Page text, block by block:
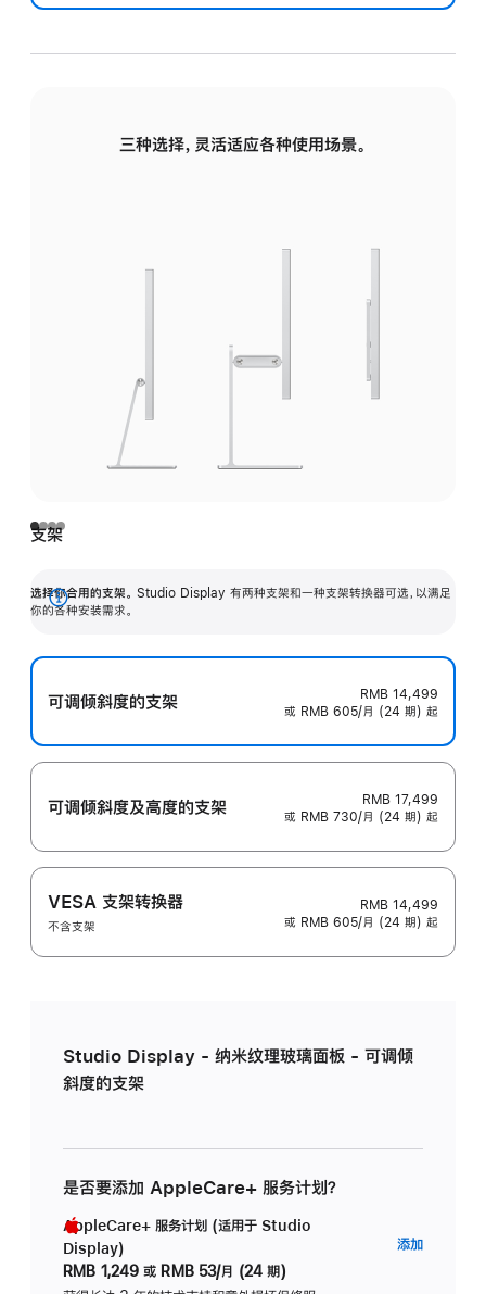
三种选择，灵活适应各种使用场景。
支架
选择你合用的支架。 Studio Display 有两种支架和一种支架转换器可选，以满足
你的各种安装需求。
展
可调倾斜度的支架
RMB 14,499
或 RMB 605/月 (24 期) 起
可调倾斜度及高‍度的支‍架
RMB 17,499
或 RMB 730/月 (24 期) 起
VESA 支架转换器
不含支架
RMB 14,499
或 RMB 605/月 (24 期) 起
Studio Display - 纳米纹理玻璃面板 - 可调倾
斜度的支架
是否要添加 AppleCare+ 服务计划？
AppleCare+ 服务计划 (适用于 Studio
Display)
RMB 1,249 或 RMB 53/月 (24 期)
添加